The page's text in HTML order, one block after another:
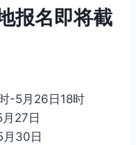
报名即将截
-5月26日18时
27日
30日